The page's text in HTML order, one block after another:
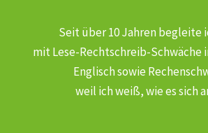
Seit über 10 Jahren begleite
mit Lese-Rechtschreib-Schwäche
Englisch sowie
weil ich weiß, wie es sich